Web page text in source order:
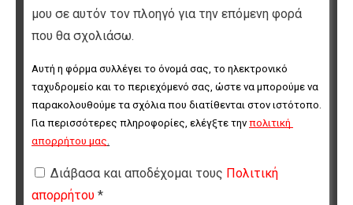
μου σε αυτόν τον πλοηγό για την επόμενη φορά
που θα σχολιάσω.
Αυτή η φόρμα συλλέγει το όνομά σας, το ηλεκτρονικό
ταχυδρομείο και το περιεχόμενό σας, ώστε να μπορούμε να
παρακολουθούμε τα σχόλια που διατίθενται στον ιστότοπο.
Για περισσότερες πληροφορίες, ελέγξτε την πολιτική
απορρήτου μας
Διάβασα και αποδέχομαι τους Πολιτική
απορρήτου *